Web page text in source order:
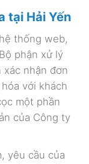
tại Hải Yến
thống web,
phận xử lý
xác nhận đơn
với khách
một phần
của Công ty
yêu cầu của